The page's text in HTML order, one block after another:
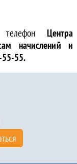
телефон Центра
начислений и
55-55.